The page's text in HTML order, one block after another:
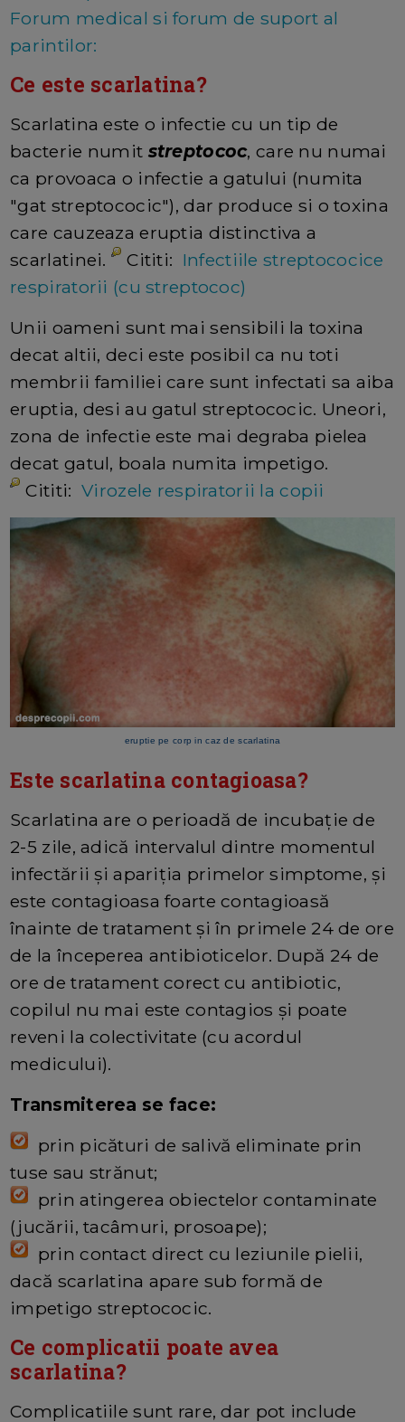
Forum medical si forum de suport al
parintilor:
Ce este scarlatina?
Scarlatina este o infectie cu un tip de
bacterie numit streptococ, care nu numai
ca provoaca o infectie a gatului (numita
"gat streptococic"), dar produce si o toxina
care cauzeaza eruptia distinctiva a
scarlatinei.
Cititi: Infectiile streptococice
respiratorii (cu streptococ)
Unii oameni sunt mai sensibili la toxina
decat altii, deci este posibil ca nu toti
membrii familiei care sunt infectati sa aiba
eruptia, desi au gatul streptococic. Uneori,
zona de infectie este mai degraba pielea
decat gatul, boala numita impetigo.
Cititi: Virozele respiratorii la copii
eruptie pe corp in caz de scarlatina
Este scarlatina contagioasa?
Scarlatina are o perioadă de incubație de
2-5 zile, adică intervalul dintre momentul
infectării și apariția primelor simptome, și
este contagioasa foarte contagioasă
înainte de tratament și în primele 24 de ore
de la începerea antibioticelor. După 24 de
ore de tratament corect cu antibiotic,
copilul nu mai este contagios și poate
reveni la colectivitate (cu acordul
medicului).
Transmiterea se face:
prin picături de salivă eliminate prin
tuse sau strănut;
prin atingerea obiectelor contaminate
(jucării, tacâmuri, prosoape);
prin contact direct cu leziunile pielii,
dacă scarlatina apare sub formă de
impetigo streptococic.
Ce complicatii poate avea
scarlatina?
Complicatiile sunt rare, dar pot include